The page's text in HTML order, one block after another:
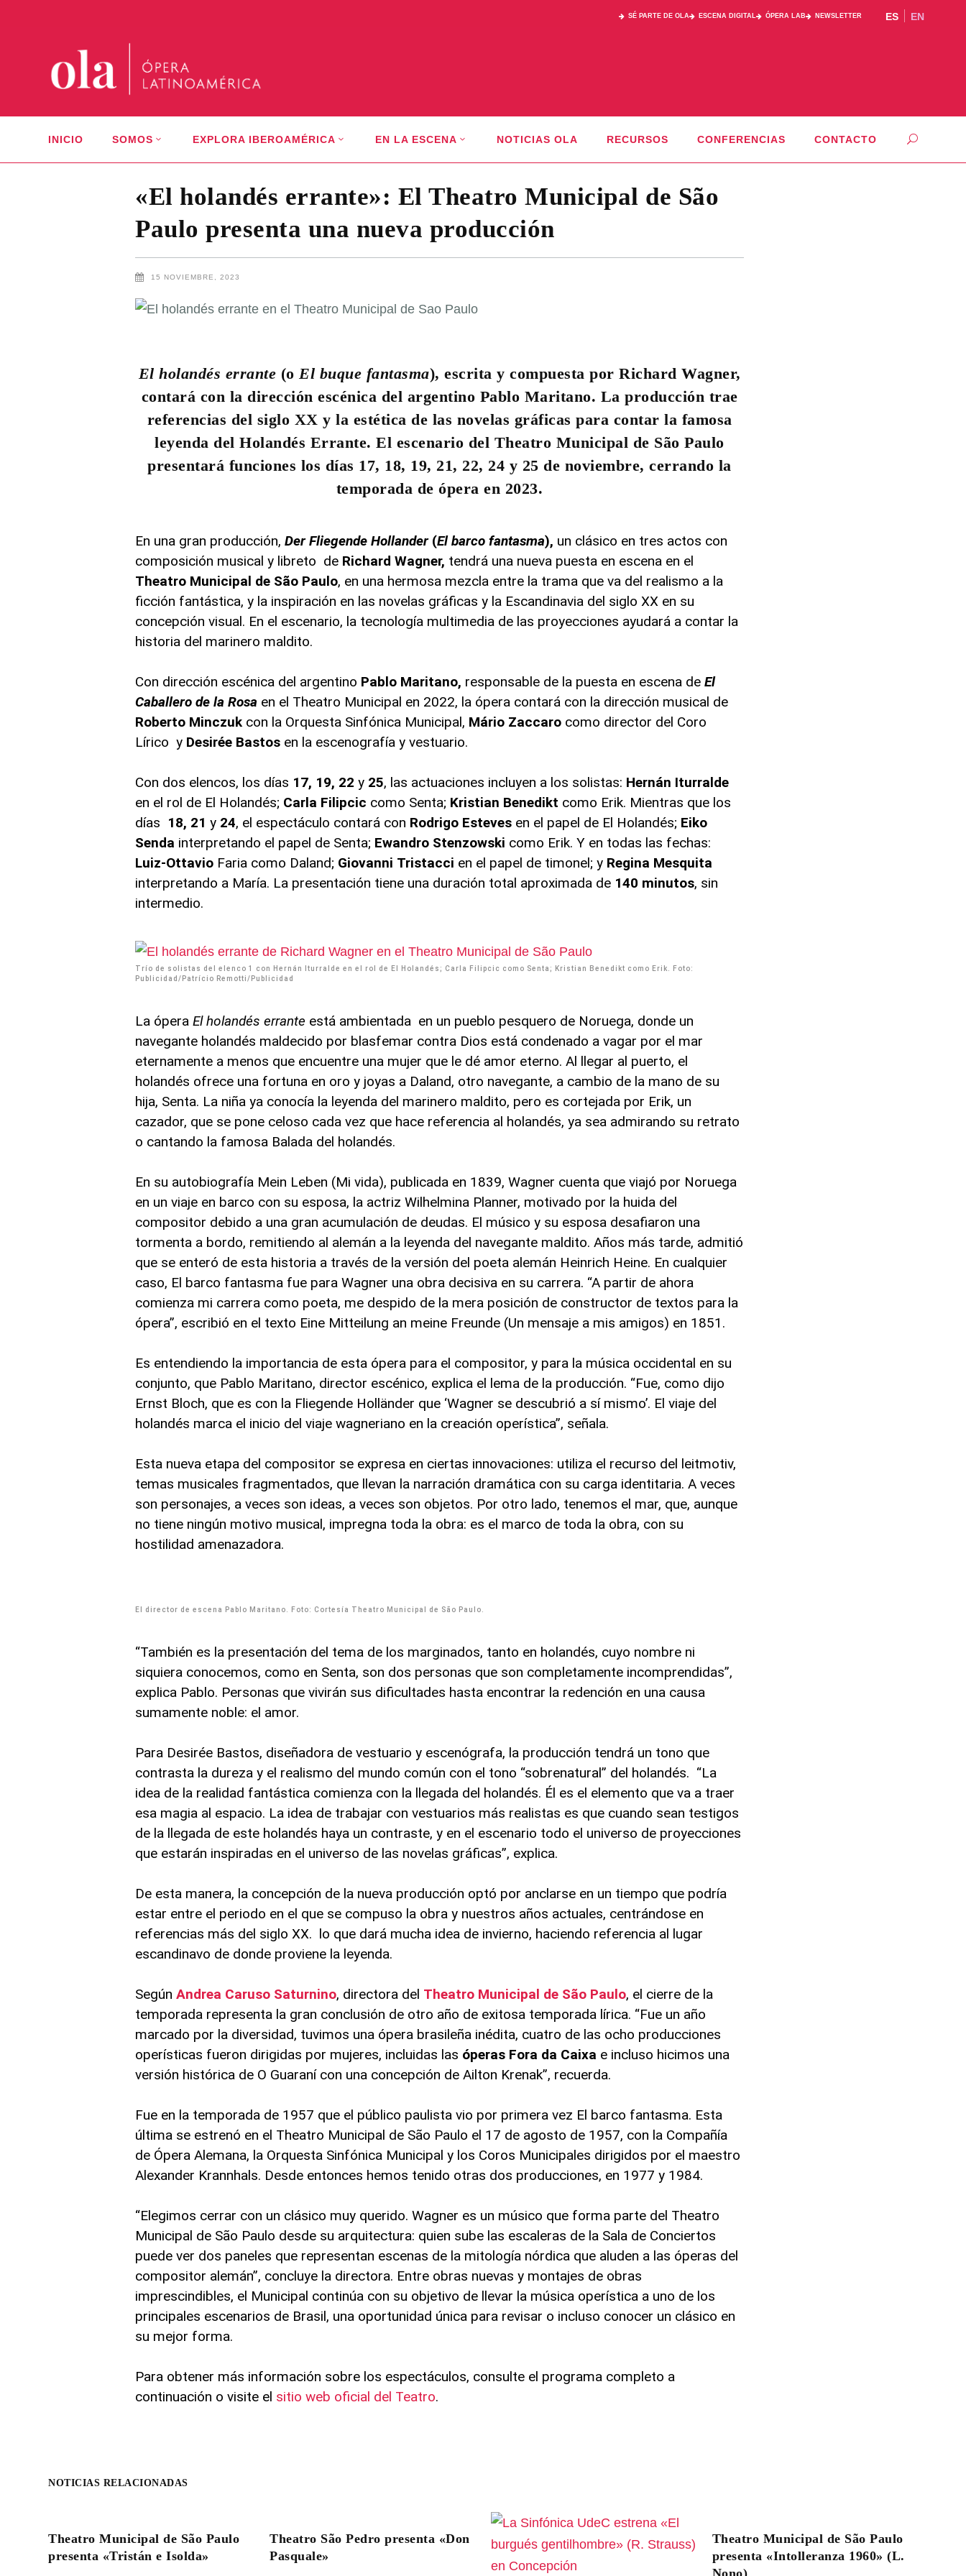
SÉ PARTE DE OLA ESCENA DIGITAL ÓPERA LAB NEWSLETTER ES EN
INICIO SOMOS EXPLORA IBEROAMÉRICA EN LA ESCENA NOTICIAS OLA RECURSOS CONFERENCIAS CONTACTO
«El holandés errante»: El Theatro Municipal de São
Paulo presenta una nueva producción
15 NOVIEMBRE, 2023
El holandés errante (o El buque fantasma), escrita y compuesta por Richard Wagner,
contará con la dirección escénica del argentino Pablo Maritano. La producción trae
referencias del siglo XX y la estética de las novelas gráficas para contar la famosa
leyenda del Holandés Errante. El escenario del Theatro Municipal de São Paulo
presentará funciones los días 17, 18, 19, 21, 22, 24 y 25 de noviembre, cerrando la
temporada de ópera en 2023.
En una gran producción,Der Fliegende Hollander(El barco fantasma), un clásico en tres actos con
composición musical y libreto de Richard Wagner, tendrá una nueva puesta en escena en el
Theatro Municipal de São Paulo, en una hermosa mezcla entre la trama que va del realismo a la
ficción fantástica, y la inspiración en las novelas gráficas y la Escandinavia del siglo XX en su
concepción visual. En el escenario, la tecnología multimedia de las proyecciones ayudará a contar la
historia del marinero maldito.
Con dirección escénica del argentino Pablo Maritano, responsable de la puesta en escena deEl
Caballero de la Rosa en el Theatro Municipal en 2022, la ópera contará con la dirección musical de
Roberto Minczuk con la Orquesta Sinfónica Municipal, Mário Zaccaro como director del Coro
Lírico y Desirée Bastos en la escenografía y vestuario.
Con dos elencos, los días 17, 19, 22y 25, las actuaciones incluyen a los solistas: Hernán Iturralde
en el rol de El Holandés; Carla Filipcic como Senta; Kristian Benedikt como Erik. Mientras que los
días 18, 21 y 24, el espectáculo contará con Rodrigo Esteves en el papel de El Holandés; Eiko
Senda interpretando el papel de Senta; Ewandro Stenzowski como Erik. Y en todas las fechas:
Luiz-Ottavio Faria como Daland; Giovanni Tristacci en el papel de timonel; y Regina Mesquita
interpretando a María. La presentación tiene una duración total aproximada de 140 minutos, sin
intermedio.
Trío de solistas del elenco 1 con Hernán Iturralde en el rol de El Holandés; Carla Filipcic como Senta; Kristian Benedikt como Erik. Foto:
Publicidad/Patrício Remotti/Publicidad
La óperaEl holandés errante está ambientada en un pueblo pesquero de Noruega, donde un
navegante holandés maldecido por blasfemar contra Dios está condenado a vagar por el mar
eternamente a menos que encuentre una mujer que le dé amor eterno. Al llegar al puerto, el
holandés ofrece una fortuna en oro y joyas a Daland, otro navegante, a cambio de la mano de su
hija, Senta. La niña ya conocía la leyenda del marinero maldito, pero es cortejada por Erik, un
cazador, que se pone celoso cada vez que hace referencia al holandés, ya sea admirando su retrato
o cantando la famosa Balada del holandés.
En su autobiografía Mein Leben (Mi vida), publicada en 1839, Wagner cuenta que viajó por Noruega
en un viaje en barco con su esposa, la actriz Wilhelmina Planner, motivado por la huida del
compositor debido a una gran acumulación de deudas. El músico y su esposa desafiaron una
tormenta a bordo, remitiendo al alemán a la leyenda del navegante maldito. Años más tarde, admitió
que se enteró de esta historia a través de la versión del poeta alemán Heinrich Heine. En cualquier
caso, El barco fantasma fue para Wagner una obra decisiva en su carrera. “A partir de ahora
comienza mi carrera como poeta, me despido de la mera posición de constructor de textos para la
ópera”, escribió en el texto Eine Mitteilung an meine Freunde (Un mensaje a mis amigos) en 1851.
Es entendiendo la importancia de esta ópera para el compositor, y para la música occidental en su
conjunto, que Pablo Maritano, director escénico, explica el lema de la producción. “Fue, como dijo
Ernst Bloch, que es con la Fliegende Holländer que ‘Wagner se descubrió a sí mismo’. El viaje del
holandés marca el inicio del viaje wagneriano en la creación operística”, señala.
Esta nueva etapa del compositor se expresa en ciertas innovaciones: utiliza el recurso del leitmotiv,
temas musicales fragmentados, que llevan la narración dramática con su carga identitaria. A veces
son personajes, a veces son ideas, a veces son objetos. Por otro lado, tenemos el mar, que, aunque
no tiene ningún motivo musical, impregna toda la obra: es el marco de toda la obra, con su
hostilidad amenazadora.
El director de escena Pablo Maritano. Foto: Cortesía Theatro Municipal de São Paulo.
“También es la presentación del tema de los marginados, tanto en holandés, cuyo nombre ni
siquiera conocemos, como en Senta, son dos personas que son completamente incomprendidas”,
explica Pablo. Personas que vivirán sus dificultades hasta encontrar la redención en una causa
sumamente noble: el amor.
Para Desirée Bastos, diseñadora de vestuario y escenógrafa, la producción tendrá un tono que
contrasta la dureza y el realismo del mundo común con el tono “sobrenatural” del holandés. “La
idea de la realidad fantástica comienza con la llegada del holandés. Él es el elemento que va a traer
esa magia al espacio. La idea de trabajar con vestuarios más realistas es que cuando sean testigos
de la llegada de este holandés haya un contraste, y en el escenario todo el universo de proyecciones
que estarán inspiradas en el universo de las novelas gráficas”, explica.
De esta manera, la concepción de la nueva producción optó por anclarse en un tiempo que podría
estar entre el periodo en el que se compuso la obra y nuestros años actuales, centrándose en
referencias más del siglo XX. lo que dará mucha idea de invierno, haciendo referencia al lugar
escandinavo de donde proviene la leyenda.
SegúnAndrea Caruso Saturnino, directora del Theatro Municipal de São Paulo, el cierre de la
temporada representa la gran conclusión de otro año de exitosa temporada lírica. “Fue un año
marcado por la diversidad, tuvimos una ópera brasileña inédita, cuatro de las ocho producciones
operísticas fueron dirigidas por mujeres, incluidas las óperas Fora da Caixa e incluso hicimos una
versión histórica de O Guaraní con una concepción de Ailton Krenak”, recuerda.
Fue en la temporada de 1957 que el público paulista vio por primera vez El barco fantasma. Esta
última se estrenó en el Theatro Municipal de São Paulo el 17 de agosto de 1957, con la Compañía
de Ópera Alemana, la Orquesta Sinfónica Municipal y los Coros Municipales dirigidos por el maestro
Alexander Krannhals. Desde entonces hemos tenido otras dos producciones, en 1977 y 1984.
“Elegimos cerrar con un clásico muy querido. Wagner es un músico que forma parte del Theatro
Municipal de São Paulo desde su arquitectura: quien sube las escaleras de la Sala de Conciertos
puede ver dos paneles que representan escenas de la mitología nórdica que aluden a las óperas del
compositor alemán”, concluye la directora. Entre obras nuevas y montajes de obras
imprescindibles, el Municipal continúa con su objetivo de llevar la música operística a uno de los
principales escenarios de Brasil, una oportunidad única para revisar o incluso conocer un clásico en
su mejor forma.
Para obtener más información sobre los espectáculos, consulte el programa completo a
continuación o visite el sitio web oficial del Teatro.
NOTICIAS RELACIONADAS
Theatro Municipal de São Paulo
presenta «Tristán e Isolda»
Theatro São Pedro presenta «Don
Pasquale»
Theatro Municipal de São Paulo
presenta «Intolleranza 1960» (L.